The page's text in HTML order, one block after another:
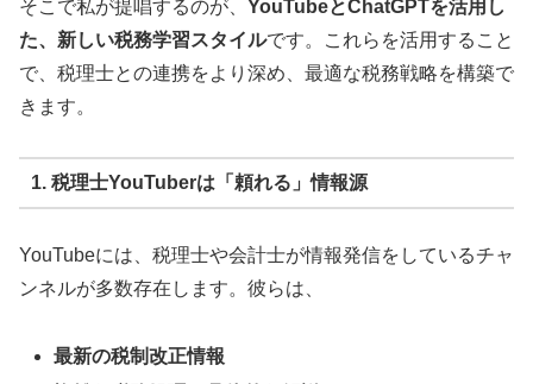
そこで私が提唱するのが、 YouTubeとChatGPTを活用し
た、新しい税務学習スタイルです。これらを活用すること
で、税理士との連携をより深め、最適な税務戦略を構築で
きます。
1. 税理士YouTuberは「頼れる」情報源
YouTubeには、税理士や会計士が情報発信をしているチャ
ンネルが多数存在します。彼らは、
最新の税制改正情報